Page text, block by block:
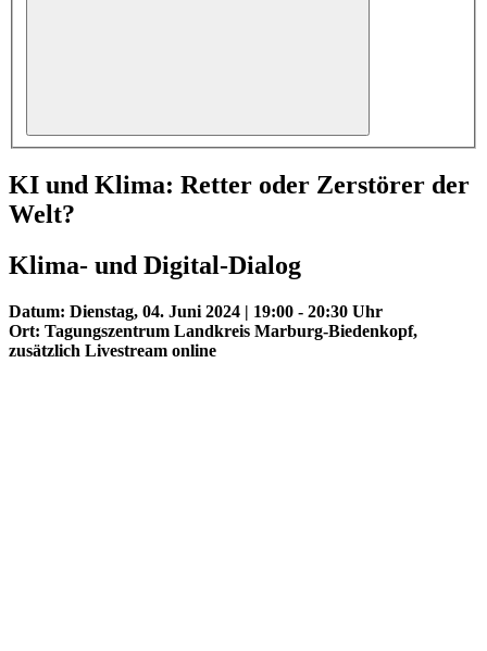
KI und Klima: Retter oder Zerstörer der
Welt?
Klima- und Digital-Dialog
Datum: Dienstag, 04. Juni 2024 | 19:00 - 20:30 Uhr
Ort: Tagungszentrum Landkreis Marburg-Biedenkopf,
zusätzlich Livestream online